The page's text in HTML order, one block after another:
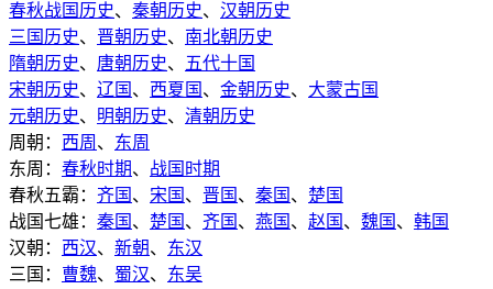
春秋战国历史、 秦朝历史、 汉朝历史
三国历史、 晋朝历史、 南北朝历史
隋朝历史、 唐朝历史、
五代十国
宋朝历史、 辽国 、 西夏国 、 金朝历史、 大蒙古国
元朝历史、 明朝历史、 清朝历史
周朝： 西周 、 东周
东周： 春秋时期、 战国时期
春秋五霸： 齐国 、 宋国 、 晋国 、 秦国 、 楚国
战国七雄： 秦国 、 楚国 、 齐国 、 燕国 、 赵国 、 魏国 、 韩国
汉朝： 西汉、 新朝、 东汉
三国： 曹魏、 蜀汉、 东吴